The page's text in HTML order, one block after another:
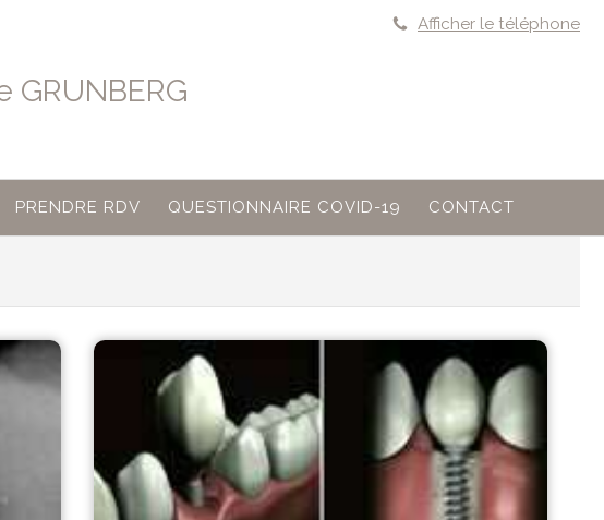
Afficher le téléphone
PRENDRE RDV QUESTIONNAIRE COVID-19 CONTACT